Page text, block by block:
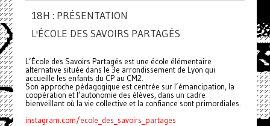
18H : PRÉSENTATION
L'ÉCOLE DES SAVOIRS PARTAGÉS
L’École des Savoirs Partagés est une école élémentaire
alternative située dans le 3e arrondissement de Lyon qui
accueille les enfants du CP au CM2.
Son approche pédagogique est centrée sur l’émancipation, la
coopération et l’autonomie des élèves, dans un cadre
bienveillant où la vie collective et la confiance sont primordiales.
instagram.com/ecole_des_savoirs_partages